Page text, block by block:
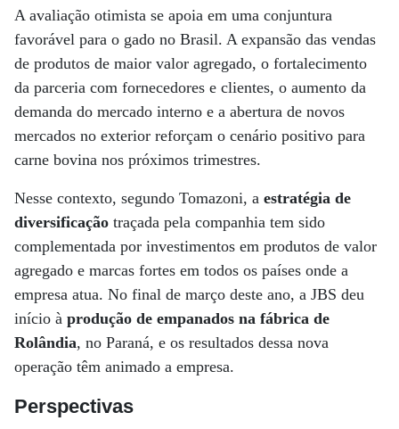
A avaliação otimista se apoia em uma conjuntura
favorável para o gado no Brasil. A expansão das vendas
de produtos de maior valor agregado, o fortalecimento
da parceria com fornecedores e clientes, o aumento da
demanda do mercado interno e a abertura de novos
mercados no exterior reforçam o cenário positivo para
carne bovina nos próximos trimestres.
Nesse contexto, segundo Tomazoni, a estratégia de
diversificação traçada pela companhia tem sido
complementada por investimentos em produtos de valor
agregado e marcas fortes em todos os países onde a
empresa atua. No final de março deste ano, a JBS deu
início à produção de empanados na fábrica de
Rolândia, no Paraná, e os resultados dessa nova
operação têm animado a empresa.
Perspectivas